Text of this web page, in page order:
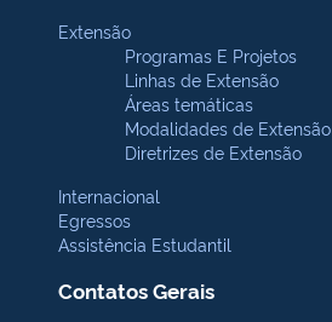
Extensão
Programas E Projetos
Linhas de Extensão
Áreas temáticas
Modalidades de Extensão
Diretrizes de Extensão
Internacional
Egressos
Assistência Estudantil
Contatos Gerais